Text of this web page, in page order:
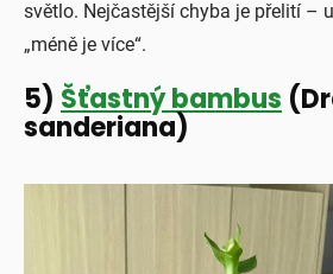
světlo. Nejčastější chyba je přelití –
„méně je více“.
5) Šťastný bambus
sanderiana)